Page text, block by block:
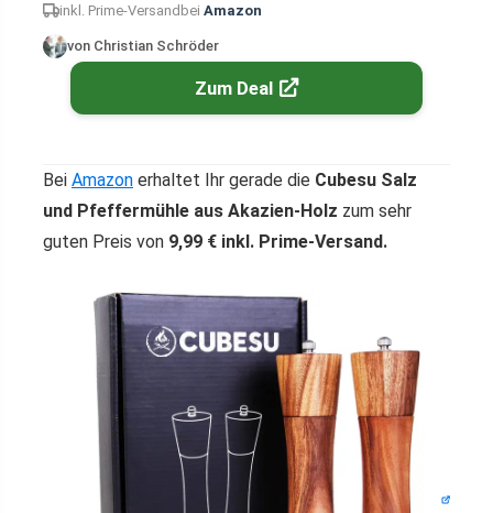
inkl. Prime-Versand bei Amazon
von Christian Schröder
Zum Deal
Bei Amazon erhaltet Ihr gerade die Cubesu Salz
und Pfeffermühle aus Akazien-Holz zum sehr
guten Preis von 9,99 € inkl. Prime-Versand.